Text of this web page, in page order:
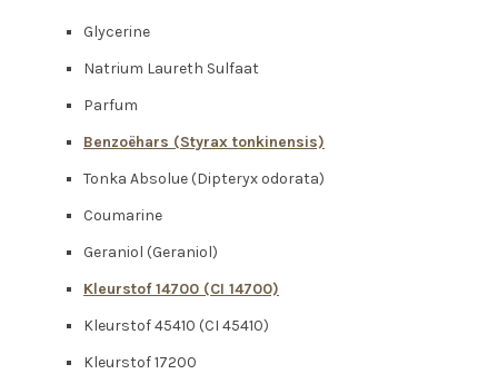
Glycerine
Natrium Laureth Sulfaat
Parfum
Benzoëhars (Styrax tonkinensis)
Tonka Absolue (Dipteryx odorata)
Coumarine
Geraniol (Geraniol)
Kleurstof 14700 (CI 14700)
Kleurstof 45410 (CI 45410)
Kleurstof 17200